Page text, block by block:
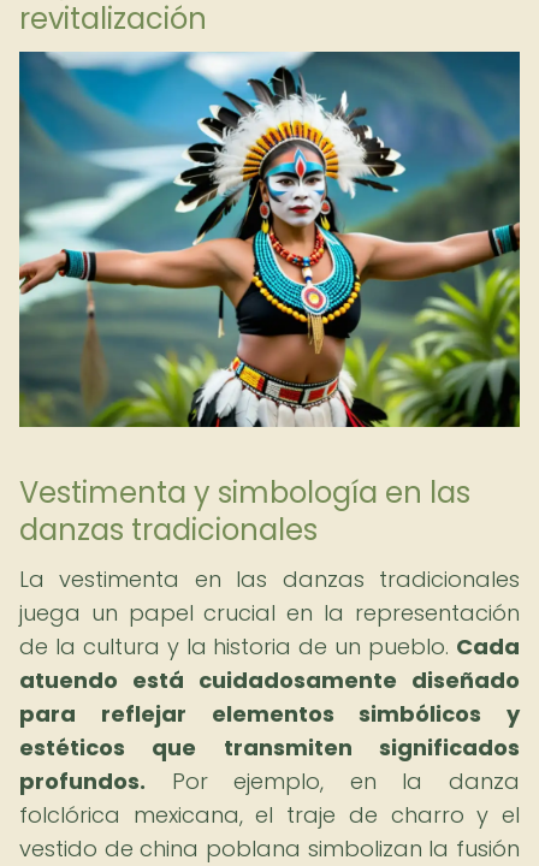
revitalización
Vestimenta y simbología en las
danzas tradicionales
La vestimenta en las danzas tradicionales
juega un papel crucial en la representación
de la cultura y la historia de un pueblo. Cada
atuendo está cuidadosamente diseñado
para reflejar elementos simbólicos y
estéticos que transmiten significados
profundos. Por ejemplo, en la danza
folclórica mexicana, el traje de charro y el
vestido de china poblana simbolizan la fusión